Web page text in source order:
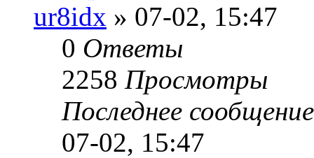
ur8idx » 07-02, 15:47
0 Ответы
2258 Просмотры
Последнее
07-02, 15:47